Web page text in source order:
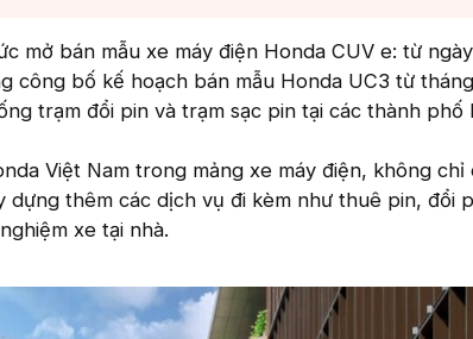
mở bán mẫu xe máy điện Honda CUV e: từ
công bố kế hoạch bán mẫu Honda UC3 từ
trạm đổi pin và trạm sạc pin tại các thành phố
Việt Nam trong mảng xe máy điện, không chỉ
dựng thêm các dịch vụ đi kèm như thuê pin, đổi
xe tại nhà.